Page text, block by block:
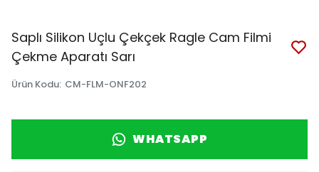
Saplı Silikon Uçlu Çekçek Ragle Cam Filmi
Çekme Aparatı Sarı
Ürün Kodu: CM-FLM-ONF202
WHATSAPP